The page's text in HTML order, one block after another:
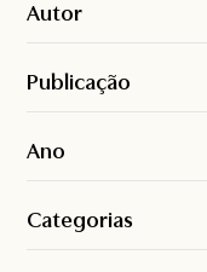
Autor
Publicação
Ano
Categorias